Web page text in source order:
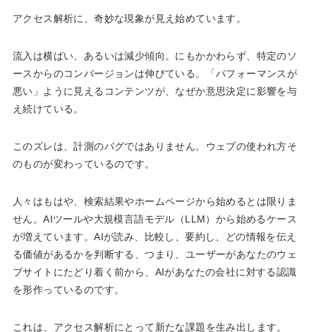
アクセス解析に、奇妙な現象が見え始めています。
流入は横ばい、あるいは減少傾向。にもかかわらず、特定のソ
ースからのコンバージョンは伸びている。「パフォーマンスが
悪い」ように見えるコンテンツが、なぜか意思決定に影響を与
え続けている。
このズレは、計測のバグではありません。ウェブの使われ方そ
のものが変わっているのです。
人々はもはや、検索結果やホームページから始めるとは限りま
せん。AIツールや大規模言語モデル（LLM）から始めるケース
が増えています。AIが読み、比較し、要約し、どの情報を伝え
る価値があるかを判断する、つまり、ユーザーがあなたのウェ
ブサイトにたどり着く前から、AIがあなたの会社に対する認識
を形作っているのです。
これは、アクセス解析にとって新たな課題を生み出します。